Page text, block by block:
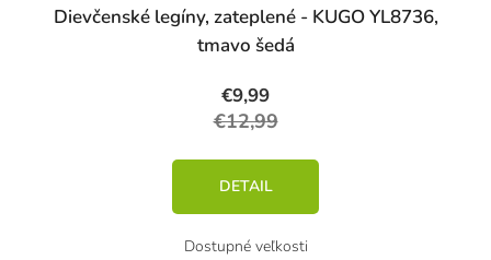
Dievčenské legíny, zateplené - KUGO YL8736,
tmavo šedá
€9,99
€12,99
DETAIL